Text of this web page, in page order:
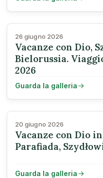
26 giugno 2026
Vacanze con Dio,
Bielorussia.
2026
Guarda la galleria
20 giugno 2026
Vacanze con Dio
Parafiada,
Guarda la galleria